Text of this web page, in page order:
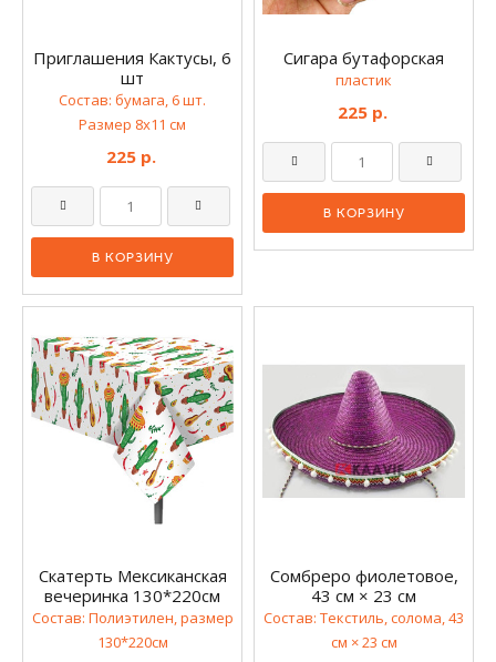
Приглашения Кактусы, 6
шт
Состав: бумага, 6 шт.
Размер 8х11 см
225 р.
Сигара бутафорская
пластик
225 р.
Скатерть Мексиканская
вечеринка 130*220см
Состав: Полиэтилен, размер
130*220см
Сомбреро фиолетовое,
43 см × 23 см
Состав: Текстиль, солома, 43
см × 23 см